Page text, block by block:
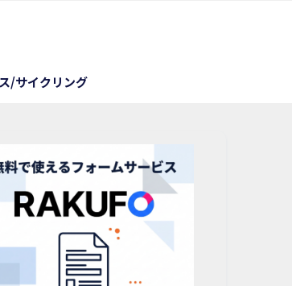
/サイクリング